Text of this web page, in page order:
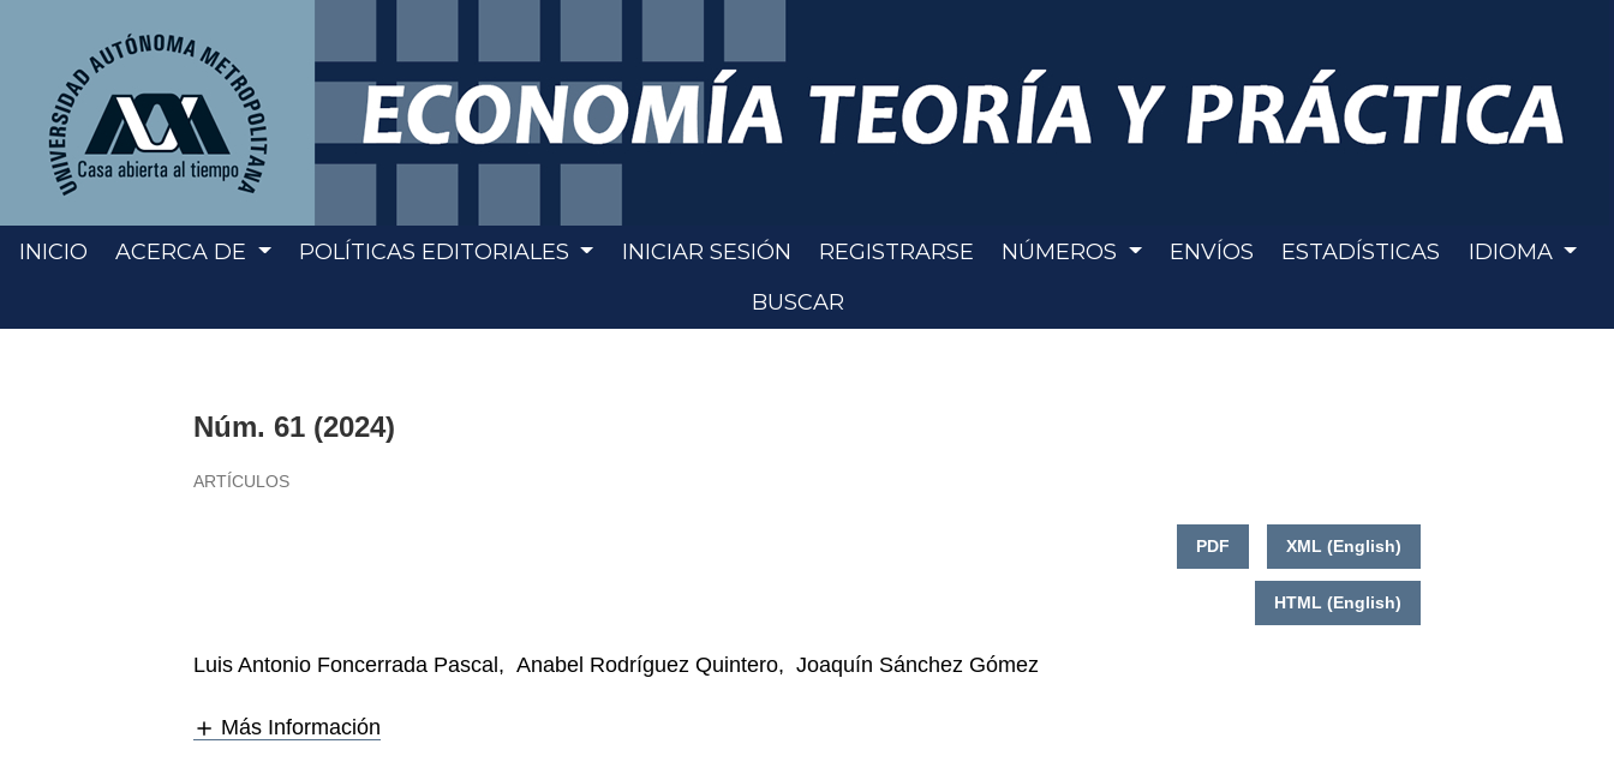
INICIO ACERCA DE POLÍTICAS EDITORIALES INICIAR SESIÓN REGISTRARSE NÚMEROS ENVÍOS ESTADÍSTICAS
IDIOMA
BUSCAR
Núm. 61 (2024)
ARTÍCULOS
PDF XML (English)
HTML (English)
Luis Antonio Foncerrada Pascal , Anabel Rodríguez Quintero, Joaquín Sánchez Gómez
Más Información